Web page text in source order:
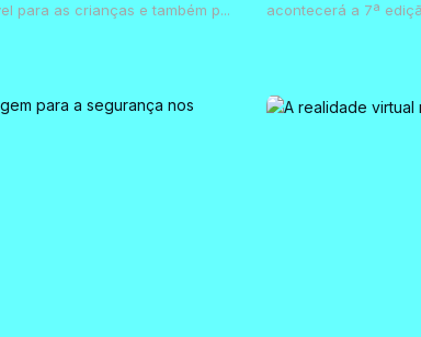
para as crianças e também p...
acontecerá a 7ª